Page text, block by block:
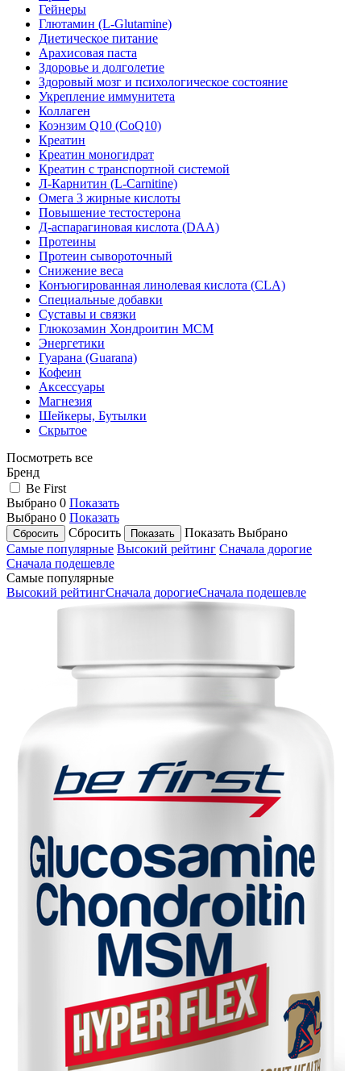
Гейнеры
Глютамин (L-Glutamine)
Диетическое питание
Арахисовая паста
Здоровье и долголетие
Здоровый мозг и психологическое состояние
Укрепление иммунитета
Коллаген
Коэнзим Q10 (CoQ10)
Креатин
Креатин моногидрат
Креатин с транспортной системой
Л-Карнитин (L-Сarnitine)
Омега 3 жирные кислоты
Повышение тестостерона
Д-аспарагиновая кислота (DAA)
Протеины
Протеин сывороточный
Снижение веса
Конъюгированная линолевая кислота (CLA)
Специальные добавки
Суставы и связки
Глюкозамин Хондроитин МСМ
Энергетики
Гуарана (Guarana)
Кофеин
Аксессуары
Магнезия
Шейкеры, Бутылки
Скрытое
Посмотреть все
Бренд
Be First
Выбрано 0 Показать
Выбрано 0 Показать
Сбросить
Показать Выбрано
Самые популярные Высокий рейтинг Сначала дорогие
Сначала подешевле
Самые популярные
Высокий рейтингСначала дорогиеСначала подешевле